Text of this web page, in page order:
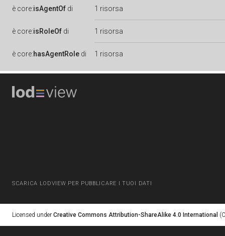
è core:isAgentOf di 1 risorsa
è core:isRoleOf di 1 risorsa
è core:hasAgentRole di 1 risorsa
SCARICA LODVIEW PER PUBBLICARE I TUOI DATI
Licensed under Creative Commons Attribution-ShareAlike 4.0 International